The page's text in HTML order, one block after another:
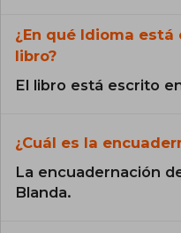
¿En qué Idioma está
libro?
El libro está escrito
¿Cuál es la
La encuadernación
Blanda.